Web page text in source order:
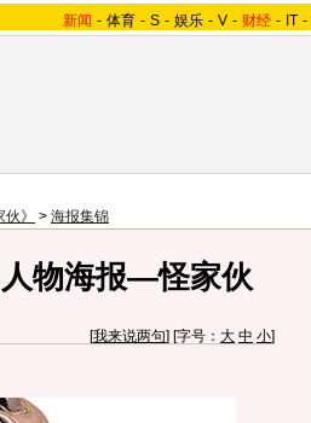
新闻 - 体育 - S - 娱乐 - V - 财经 - IT -
》 > 海报集锦
人物海报—怪家伙
[我来说两句] [字号： 大 中 小]